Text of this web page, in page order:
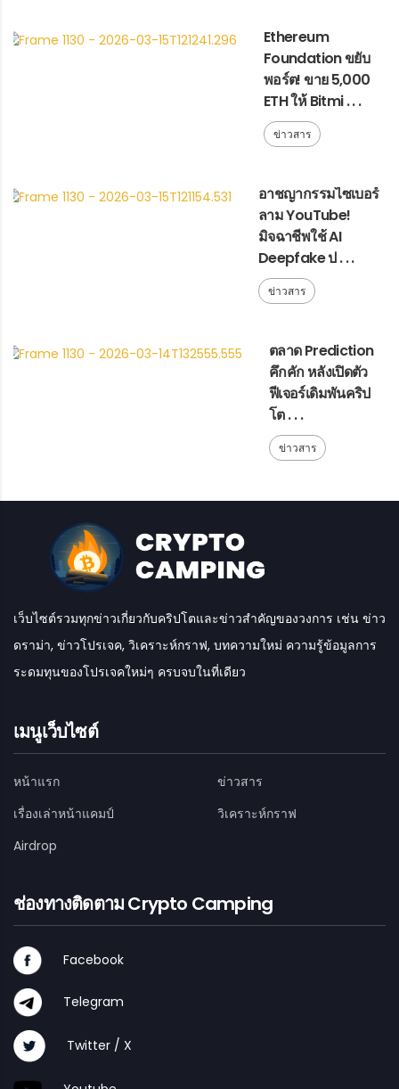
Ethereum
Foundation ขยับ
พอร์ต! ขาย 5,000
ETH ให้ Bitmi . . .
ข่าวสาร
อาชญากรรมไซเบอร์
ลาม YouTube!
มิจฉาชีพใช้ AI
Deepfake ป . . .
ข่าวสาร
ตลาด Prediction
คึกคัก หลังเปิดตัว
ฟีเจอร์เดิมพันคริป
โต . . .
ข่าวสาร
เว็บไซต์รวมทุกข่าวเกี่ยวกับคริปโตและข่าวสำคัญของวงการ เช่น ข่าว
ดราม่า, ข่าวโปรเจค, วิเคราะห์กราฟ, บทความใหม่ ความรู้ข้อมูลการ
ระดมทุนของโปรเจคใหม่ๆ ครบจบในที่เดียว
เมนูเว็บไซต์
หน้าแรก
ข่าวสาร
เรื่องเล่าหน้าแคมป์
วิเคราะห์กราฟ
Airdrop
ช่องทางติดตาม Crypto Camping
Facebook
Telegram
Twitter / X